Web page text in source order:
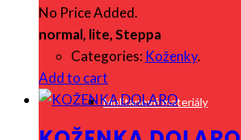
Molitanové materiály
No Price Added.
normal, lite, Steppa
Categories: Koženky.
Add to cart